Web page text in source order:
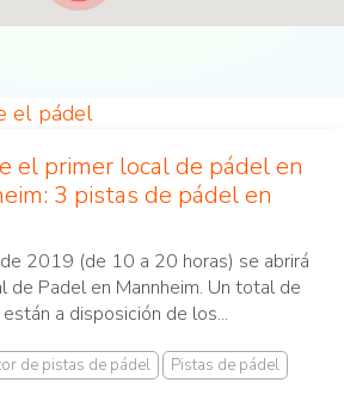
el pádel
el primer local de pádel en
3 pistas de pádel en
2019 (de 10 a 20 horas) se abrirá
de Padel en Mannheim. Un total de
a disposición de los...
de pistas de pádel Pistas de pádel